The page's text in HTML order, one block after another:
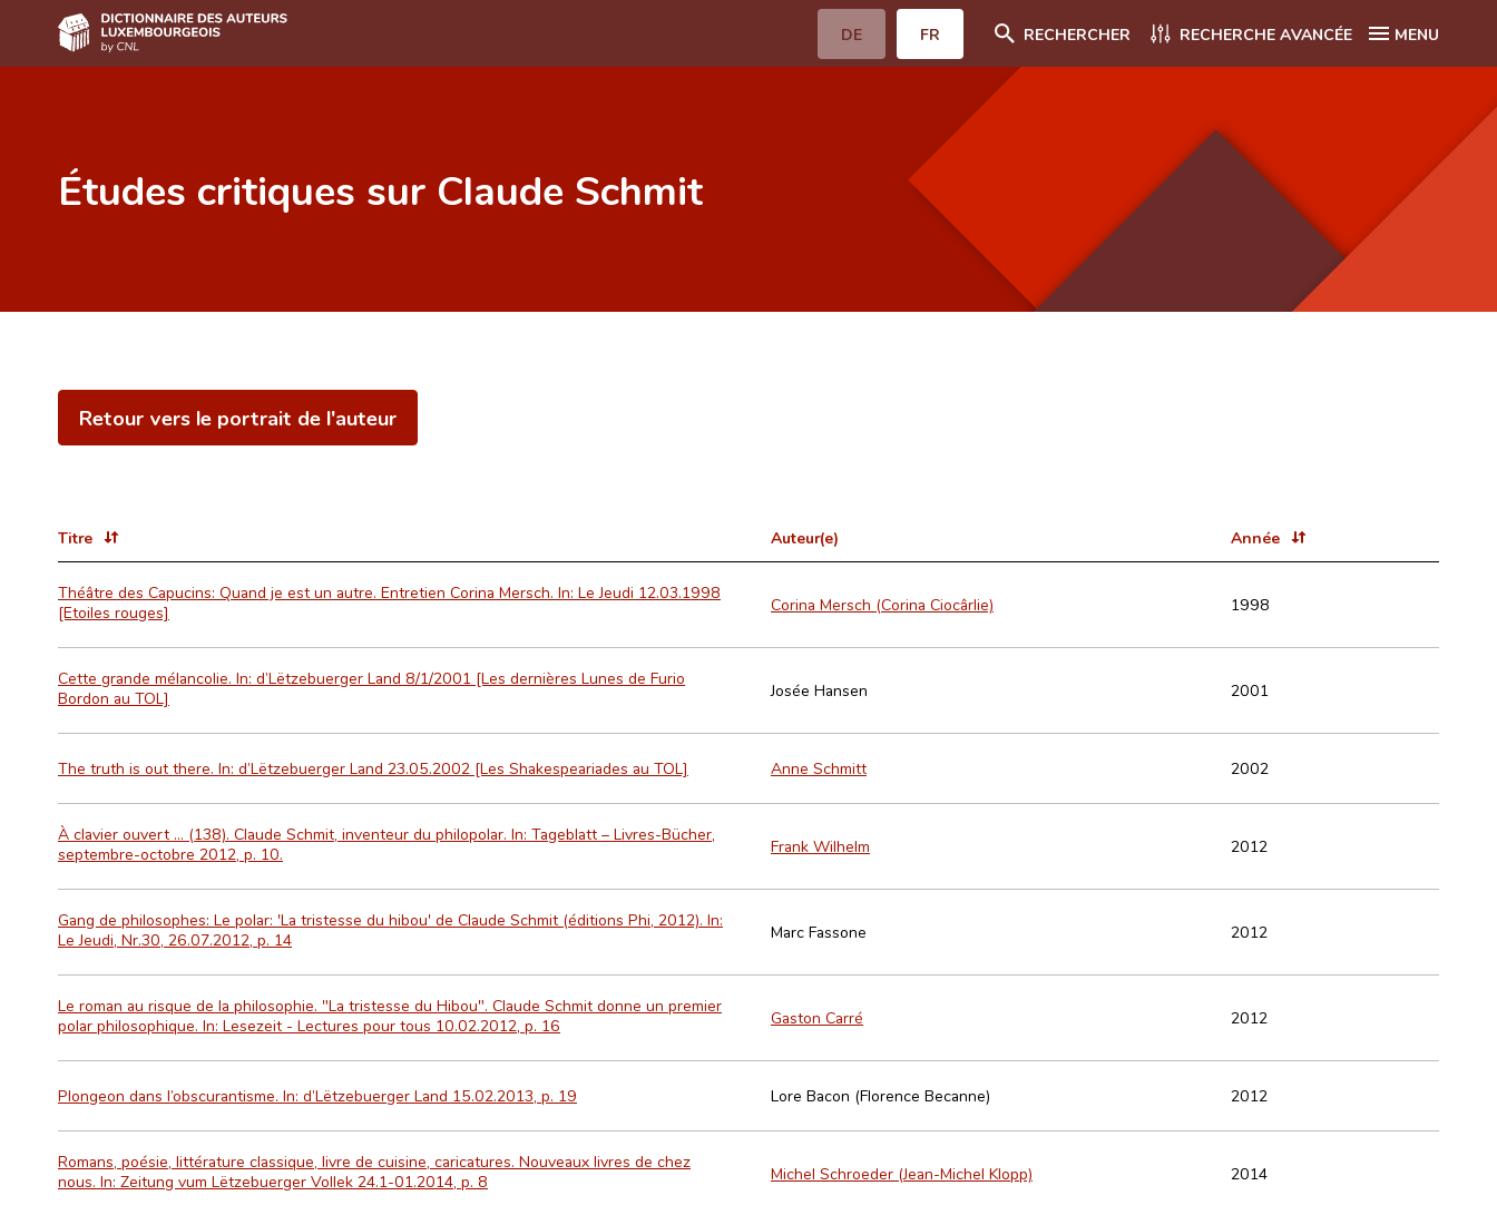
DE FR RECHERCHER RECHERCHE AVANCÉE MENU
Recherche avancée
Études critiques sur Claude Schmit
Retour vers le portrait de l'auteur
Titre Auteur(e) Année
Théâtre des Capucins: Quand je est un autre. Entretien Corina Mersch. In: Le Jeudi 12.03.1998
[Etoiles rouges]
Corina Mersch (Corina Ciocârlie) 1998
Cette grande mélancolie. In: d’Lëtzebuerger Land 8/1/2001 [Les dernières Lunes de Furio
Bordon au TOL]
Josée Hansen 2001
The truth is out there. In: d’Lëtzebuerger Land 23.05.2002 [Les Shakespeariades au TOL] Anne Schmitt 2002
À clavier ouvert … (138). Claude Schmit, inventeur du philopolar. In: Tageblatt – Livres-Bücher,
septembre-octobre 2012, p. 10.
Frank Wilhelm 2012
Gang de philosophes: Le polar: 'La tristesse du hibou' de Claude Schmit (éditions Phi, 2012). In:
Le Jeudi, Nr.30, 26.07.2012, p. 14
Marc Fassone 2012
Le roman au risque de la philosophie. "La tristesse du Hibou". Claude Schmit donne un premier
polar philosophique. In: Lesezeit - Lectures pour tous 10.02.2012, p. 16
Gaston Carré 2012
Plongeon dans l’obscurantisme. In: d’Lëtzebuerger Land 15.02.2013, p. 19 Lore Bacon (Florence Becanne) 2012
Romans, poésie, littérature classique, livre de cuisine, caricatures. Nouveaux livres de chez
nous. In: Zeitung vum Lëtzebuerger Vollek 24.1-01.2014, p. 8
Michel Schroeder (Jean-Michel Klopp) 2014